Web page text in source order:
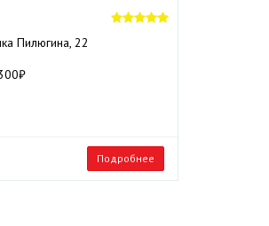
Пилюгина, 22
Подробнее